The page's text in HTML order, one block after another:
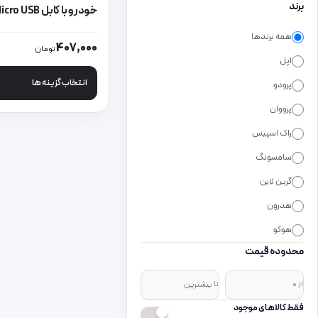
برند
همه برندها
اپل
پرودو
پرووان
راک اسپیس
سامسونگ
گرین لاین
هدرون
هوکو
محدوده قیمت
از تا
فقط کالاهای موجود
خودرو با کابل Micro USB
407,000تومان
انتخاب گزینه ها
این محصول دارای